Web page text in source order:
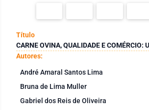
Título
CARNE OVINA, QUALIDADE E COMÉRCIO:
Autores:
André Amaral Santos Lima
Bruna de Lima Muller
Gabriel dos Reis de Oliveira